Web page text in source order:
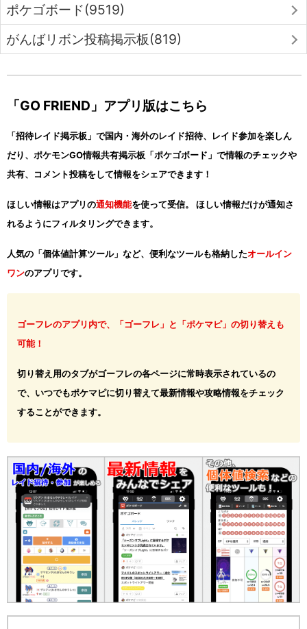
ポケゴボード(9519)
がんばリボン投稿掲示板(819)
「GO FRIEND」アプリ版はこちら
「招待レイド掲示板」で国内・海外のレイド招待、レイド参加を楽しん
だり、ポケモンGO情報共有掲示板「ポケゴボード」で情報のチェックや
共有、コメント投稿をして情報をシェアできます！
ほしい情報はアプリの通知機能を使って受信。 ほしい情報だけが通知さ
れるようにフィルタリングできます。
人気の「個体値計算ツール」など、便利なツールも格納したオールイン
ワンのアプリです。
ゴーフレのアプリ内で、「ゴーフレ」と「ポケマピ」の切り替えも
可能！
切り替え用のタブがゴーフレの各ページに常時表示されているの
で、いつでもポケマピに切り替えて最新情報や攻略情報をチェック
することができます。